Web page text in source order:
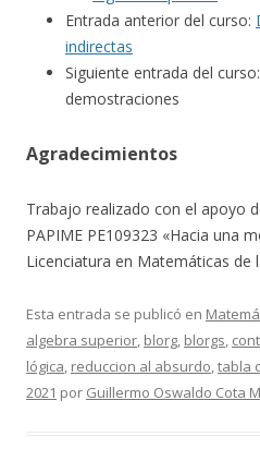
Entrada anterior del curso:
indirectas
Siguiente entrada del
demostraciones
Agradecimientos
Trabajo realizado con el apoyo
PAPIME PE109323 «Hacia una
Licenciatura en Matemáticas de
Esta entrada se publicó en
algebra superior, blorg, blorgs,
lógica, reduccion al absurdo,tabla
2021 por Guillermo Oswaldo Cota